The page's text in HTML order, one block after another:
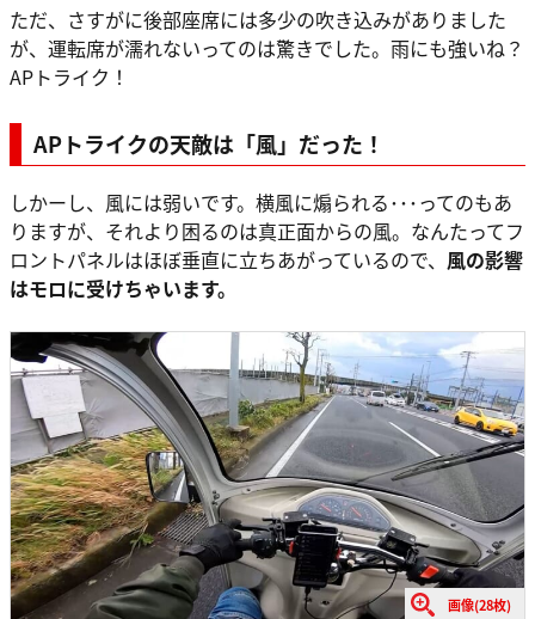
ただ、さすがに後部座席には多少の吹き込みがありました
が、運転席が濡れないってのは驚きでした。雨にも強いね？
APトライク！
APトライクの天敵は「風」だった！
しかーし、風には弱いです。横風に煽られる･･･ってのもあ
りますが、それより困るのは真正面からの風。なんたってフ
ロントパネルはほぼ垂直に立ちあがっているので、 風の影響
はモロに受けちゃいます。
画像(28枚)